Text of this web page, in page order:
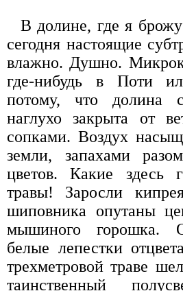
В долине, где я
сегодня настоящие
влажно. Душно.
где-нибудь в Поти
потому, что долина
наглухо закрыта от
сопками. Воздух
земли, запахами
цветов. Какие здесь
травы! Заросли
шиповника опутаны
мышиного горошка.
белые лепестки
трехметровой траве
таинственный